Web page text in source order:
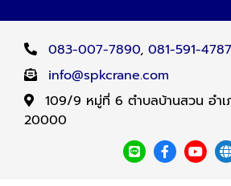
083-007-7890, 081-591-4787
info@spkcrane.com
109/9 หมู่ที่ 6 ตำบลบ้านสวน อำเ
20000